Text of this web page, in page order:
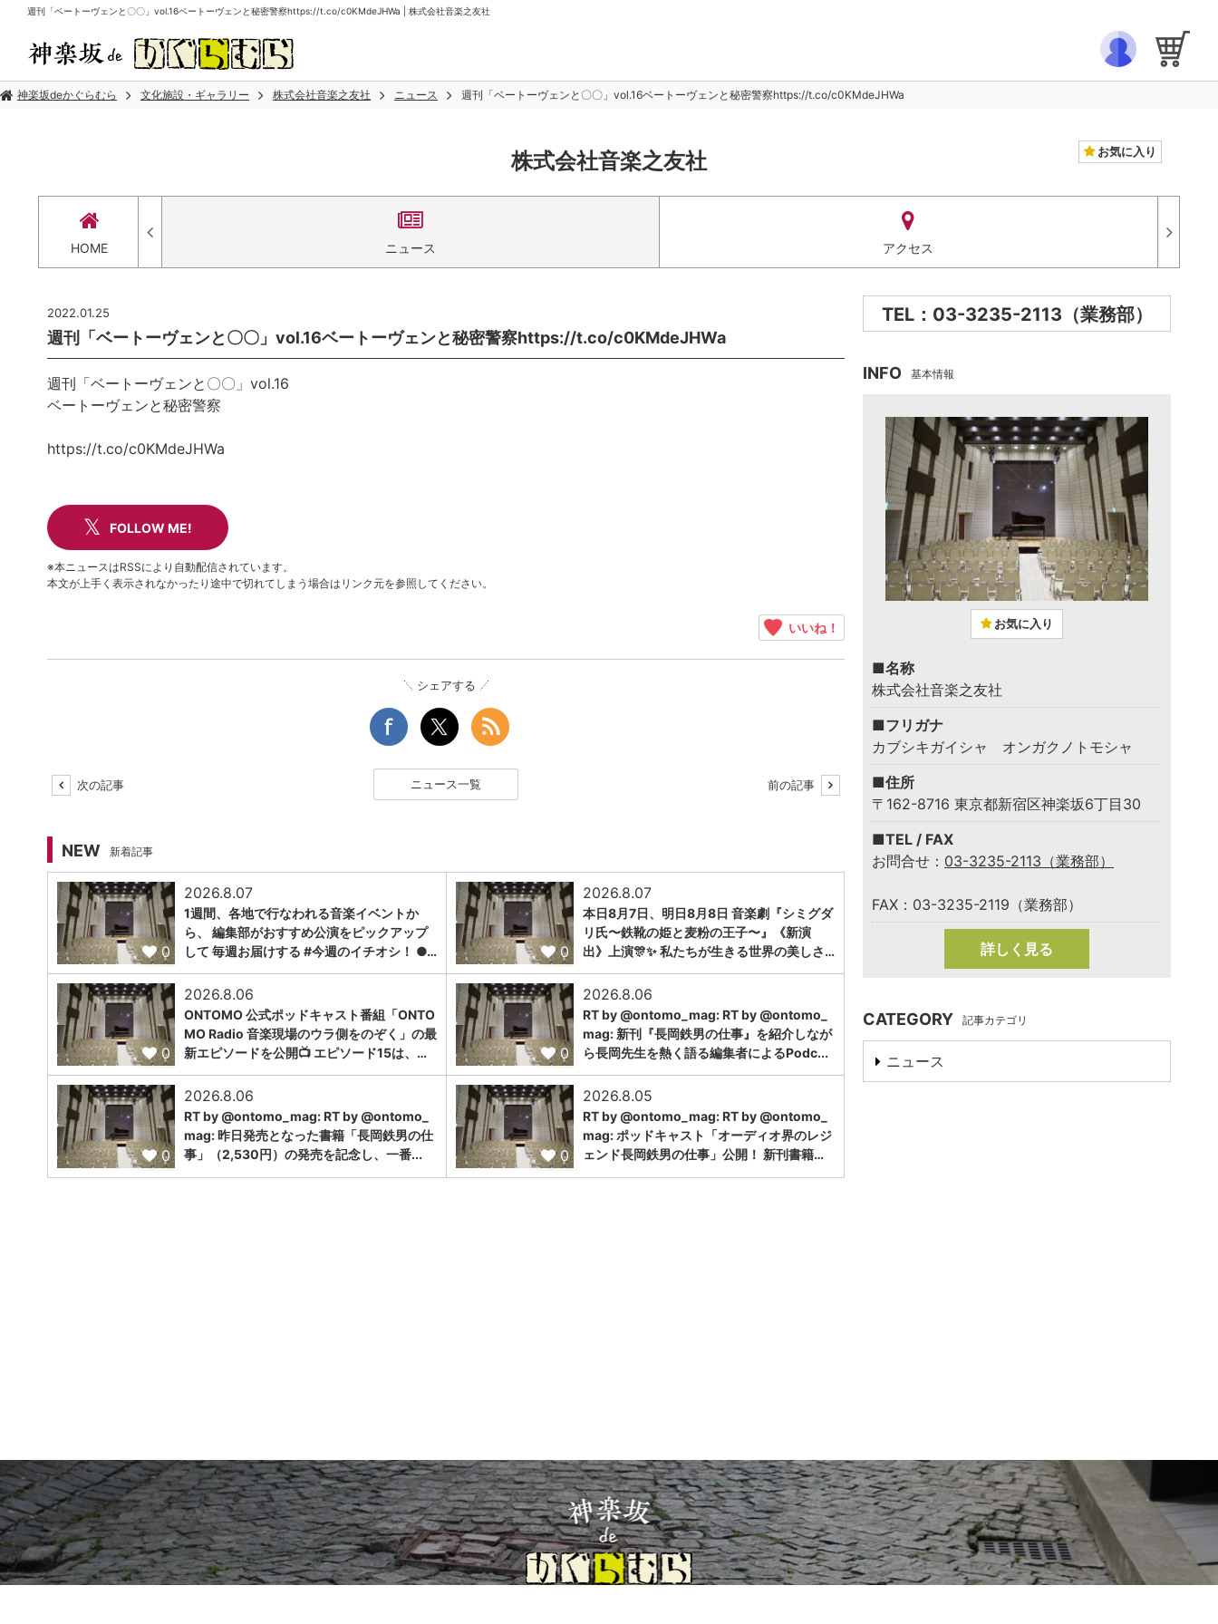
週刊「ベートーヴェンと〇〇」vol.16ベートーヴェンと秘密警察https://t.co/c0KMdeJHWa | 株式会社音楽之友社
神楽坂deかぐらむら 文化施設・ギャラリー 株式会社音楽之友社 ニュース 週刊「ベートーヴェンと〇〇」vol.16ベートーヴェンと秘密警察https://t.co/c0KMdeJHWa
株式会社音楽之友社 お気に入り
HOME ニュース アクセス
2022.01.25
週刊「ベートーヴェンと〇〇」vol.16ベートーヴェンと秘密警察https://t.co/c0KMdeJHWa
週刊「ベートーヴェンと〇〇」vol.16
ベートーヴェンと秘密警察
https://t.co/c0KMdeJHWa
FOLLOW ME!
※本ニュースはRSSにより自動配信されています。
本文が上手く表示されなかったり途中で切れてしまう場合はリンク元を参照してください。
いいね！
シェアする
次の記事 ニュース一覧 前の記事
NEW 新着記事
0
2026.8.07
1週間、各地で行なわれる音楽イベントか
ら、 編集部がおすすめ公演をピックアップ
して 毎週お届けする #今週のイチオシ！ ●…
0
2026.8.07
本日8月7日、明日8月8日 音楽劇『シミグダ
リ氏〜鉄靴の姫と麦粉の王子〜』《新演
出》上演🎊✨ 私たちが生きる世界の美しさ…
0
2026.8.06
ONTOMO 公式ポッドキャスト番組「ONTO
MO Radio 音楽現場のウラ側をのぞく」の最
新エピソードを公開📺 エピソード15は、…
0
2026.8.06
RT by @ontomo_mag: RT by @ontomo_
mag: 新刊『長岡鉄男の仕事』を紹介しなが
ら長岡先生を熱く語る編集者によるPodc...
0
2026.8.06
RT by @ontomo_mag: RT by @ontomo_
mag: 昨日発売となった書籍「長岡鉄男の仕
事」（2,530円）の発売を記念し、一番...
0
2026.8.05
RT by @ontomo_mag: RT by @ontomo_
mag: ポッドキャスト「オーディオ界のレジ
ェンド長岡鉄男の仕事」公開！ 新刊書籍…
TEL：03-3235-2113（業務部）
INFO 基本情報
お気に入り
■名称
株式会社音楽之友社
■フリガナ
カブシキガイシャ オンガクノトモシャ
■住所
〒162-8716 東京都新宿区神楽坂6丁目30
■TEL / FAX
お問合せ： 03-3235-2113（業務部）
FAX：03-3235-2119（業務部）
詳しく見る
CATEGORY 記事カテゴリ
ニュース